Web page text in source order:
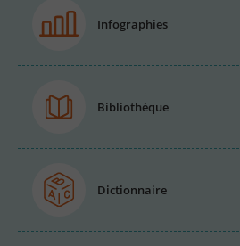
Infographies
Bibliothèque
Dictionnaire